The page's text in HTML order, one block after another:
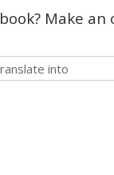
Make